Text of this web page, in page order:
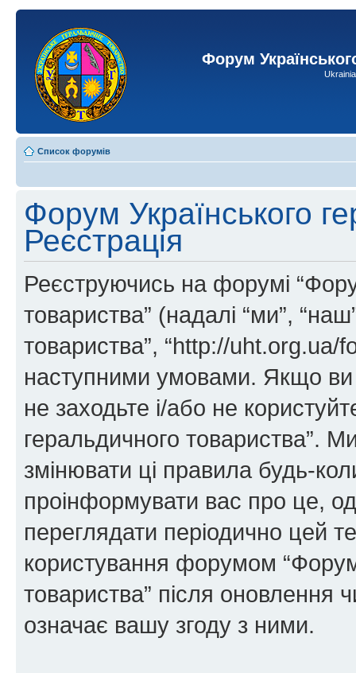
Форум
Список форумів
Форум Українського
Реєстрація
Реєструючись на форумі
товариства” (надалі “ми”,
товариства”, “http://uht.org.ua/
наступними умовами. Якщо ви
не заходьте і/або не
геральдичного товариства”.
змінювати ці правила будь-
проінформувати вас про це,
переглядати періодично цей
користування форумом
товариства” після оновлення
означає вашу згоду з ними.